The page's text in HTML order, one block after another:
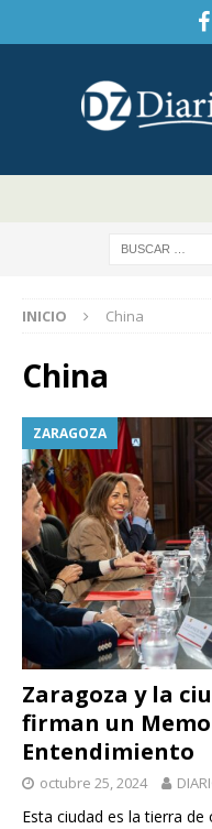
INICIO China
China
ZARAGOZA
Zaragoza y la
firman un
Entendimiento
octubre 25, 2024
Esta ciudad es la tierra